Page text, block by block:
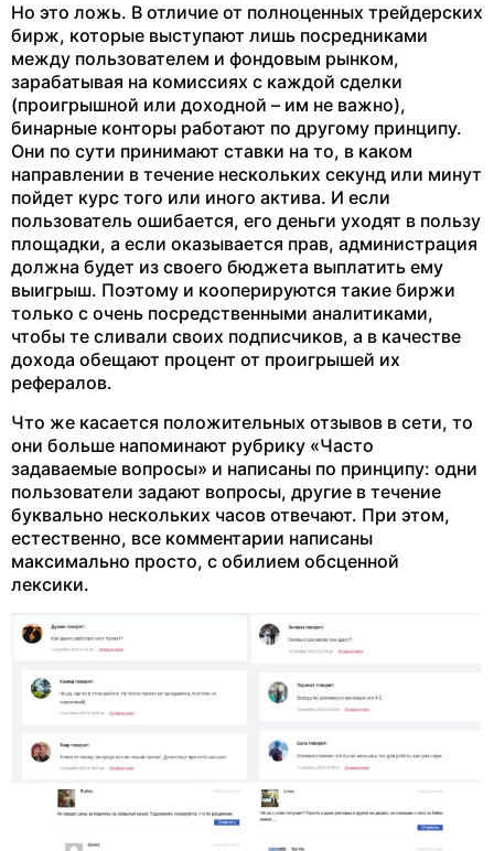
Но это ложь. В отличие от полноценных трейдерских
бирж, которые выступают лишь посредниками
между пользователем и фондовым рынком,
зарабатывая на комиссиях с каждой сделки
(проигрышной или доходной – им не важно),
бинарные конторы работают по другому принципу.
Они по сути принимают ставки на то, в каком
направлении в течение нескольких секунд или минут
пойдет курс того или иного актива. И если
пользователь ошибается, его деньги уходят в пользу
площадки, а если оказывается прав, администрация
должна будет из своего бюджета выплатить ему
выигрыш. Поэтому и кооперируются такие биржи
только с очень посредственными аналитиками,
чтобы те сливали своих подписчиков, а в качестве
дохода обещают процент от проигрышей их
рефералов.
Что же касается положительных отзывов в сети, то
они больше напоминают рубрику «Часто
задаваемые вопросы» и написаны по принципу: одни
пользователи задают вопросы, другие в течение
буквально нескольких часов отвечают. При этом,
естественно, все комментарии написаны
максимально просто, с обилием обсценной
лексики.